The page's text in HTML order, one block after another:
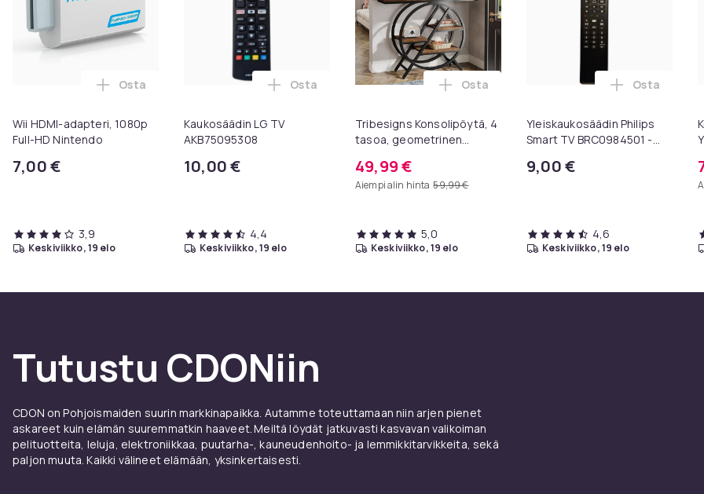
Wii HDMI-adapteri, 1080p
Full-HD Nintendo
7,00 €
Lisää Wii HDMI-adapteri, 1080p Full-HD Nintendo ostoskoriin
Osta
3,9
keskiviikko, 19 elo
Kaukosäädin LG TV
AKB75095308
10,00 €
Lisää Kaukosäädin LG TV AKB75095308 ostoskoriin
Osta
4,4
keskiviikko, 19 elo
Tribesigns Konsolipöytä, 4
tasoa, geometrinen
cm, eteispöytä, sivupöytä,
sohvapöytä
49,99 €
Aiempi alin hinta 59,99 €
Lisää Tribesigns Konsolipöytä, 4 tasoa,
Osta
5,0
keskiviikko, 19 elo
Yleiskaukosäädin Philips
Smart TV BRC0984501 -
9,00 €
Lisää
Osta
4,6
keskiviikko, 19 elo
Tutustu CDONiin
CDON on Pohjoismaiden suurin markkinapaikka. Autamme toteuttamaan niin arjen pienet
askareet kuin elämän suuremmatkin haaveet. Meiltä löydät jatkuvasti kasvavan valikoiman
pelituotteita, leluja, elektroniikkaa, puutarha-, kauneudenhoito- ja lemmikkitarvikkeita, sekä
paljon muuta. Kaikki välineet elämään, yksinkertaisesti.